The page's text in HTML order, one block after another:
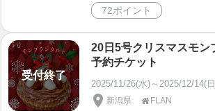
72ポイント
受付終了
20日5号クリスマスモン
予約チケット
2025/11/26(水)～2025/12/14(
新潟県 FLAN